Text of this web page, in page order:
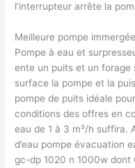
l’interrupteur arrête la
Meilleure pompe
Pompe à eau et
ente un puits et un forage
surface la pompe et la
pompe de puits idéale
conditions des offres en
eau de 1 à 3 m³/h suffira.
d’eau pompe évacuation
gc-dp 1020 n 1000w